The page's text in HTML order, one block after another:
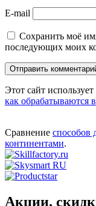
E-mail
Сохранить моё
последующих моих
Этот сайт
как обрабатываются
Сравнение способов
континентами.
Акции,